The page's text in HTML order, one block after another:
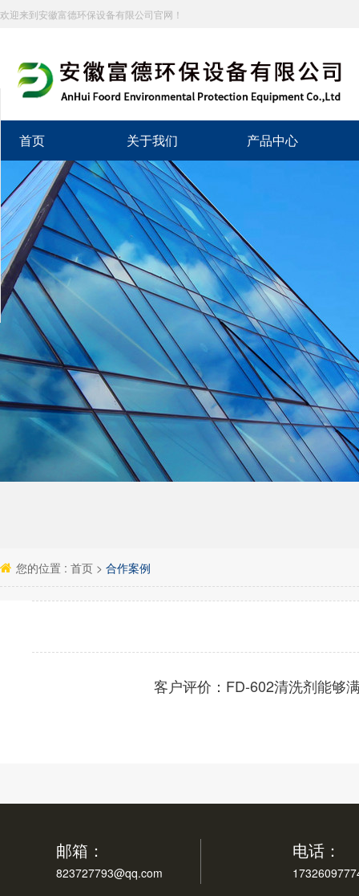
欢迎来到安徽富德环保设备有限公司官网！
首页 关于我们 产品中心
您的位置 : 首页 > 合作案例
客户评价： FD-602清洗剂能够
邮箱：
823727793@qq.com
电话：
分享到
微信
百度贴吧
豆瓣
QQ好友
QQ空间
复制网址
打印